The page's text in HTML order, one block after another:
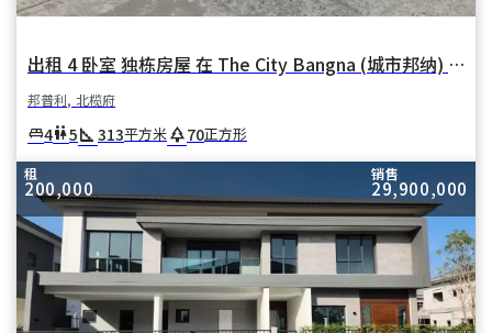
出租 4 卧室 独栋房屋 在 The City Bangna (城市邦纳) 在 邦普利亚伊 邦普利 北榄府
邦普利, 北榄府
king_bed4wc5square_foot 313平方米park70正方形
租
200,000
销售
29,900,000